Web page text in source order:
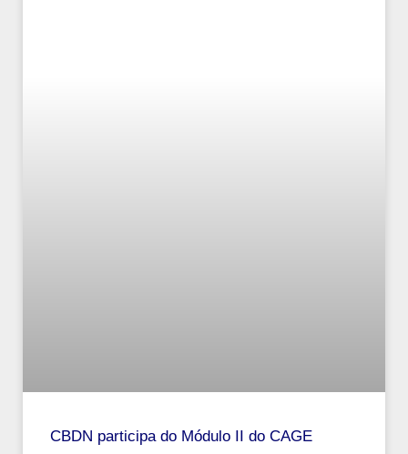
CBDN participa do Módulo II do CAGE